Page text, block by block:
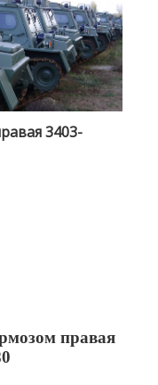
3403-
правая